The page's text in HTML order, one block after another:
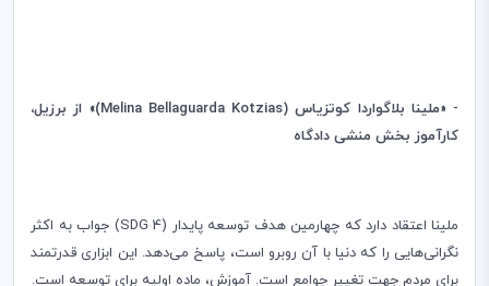
- «ملینا بلاگواردا کوتزیاس (Melina Bellaguarda Kotzias)» از برزیل،
کارآموز بخش منشی دادگاه
ملینا اعتقاد دارد که چهارمین هدف توسعه پایدار ((SDG 4 جواب به اکثر
نگرانی‌هایی را که دنیا با آن روبرو است، پاسخ می‌دهد. این ابزاری قدرتمند
برای مردم جهت تغییر جوامع است. آموزش، ماده اولیه برای توسعه است.